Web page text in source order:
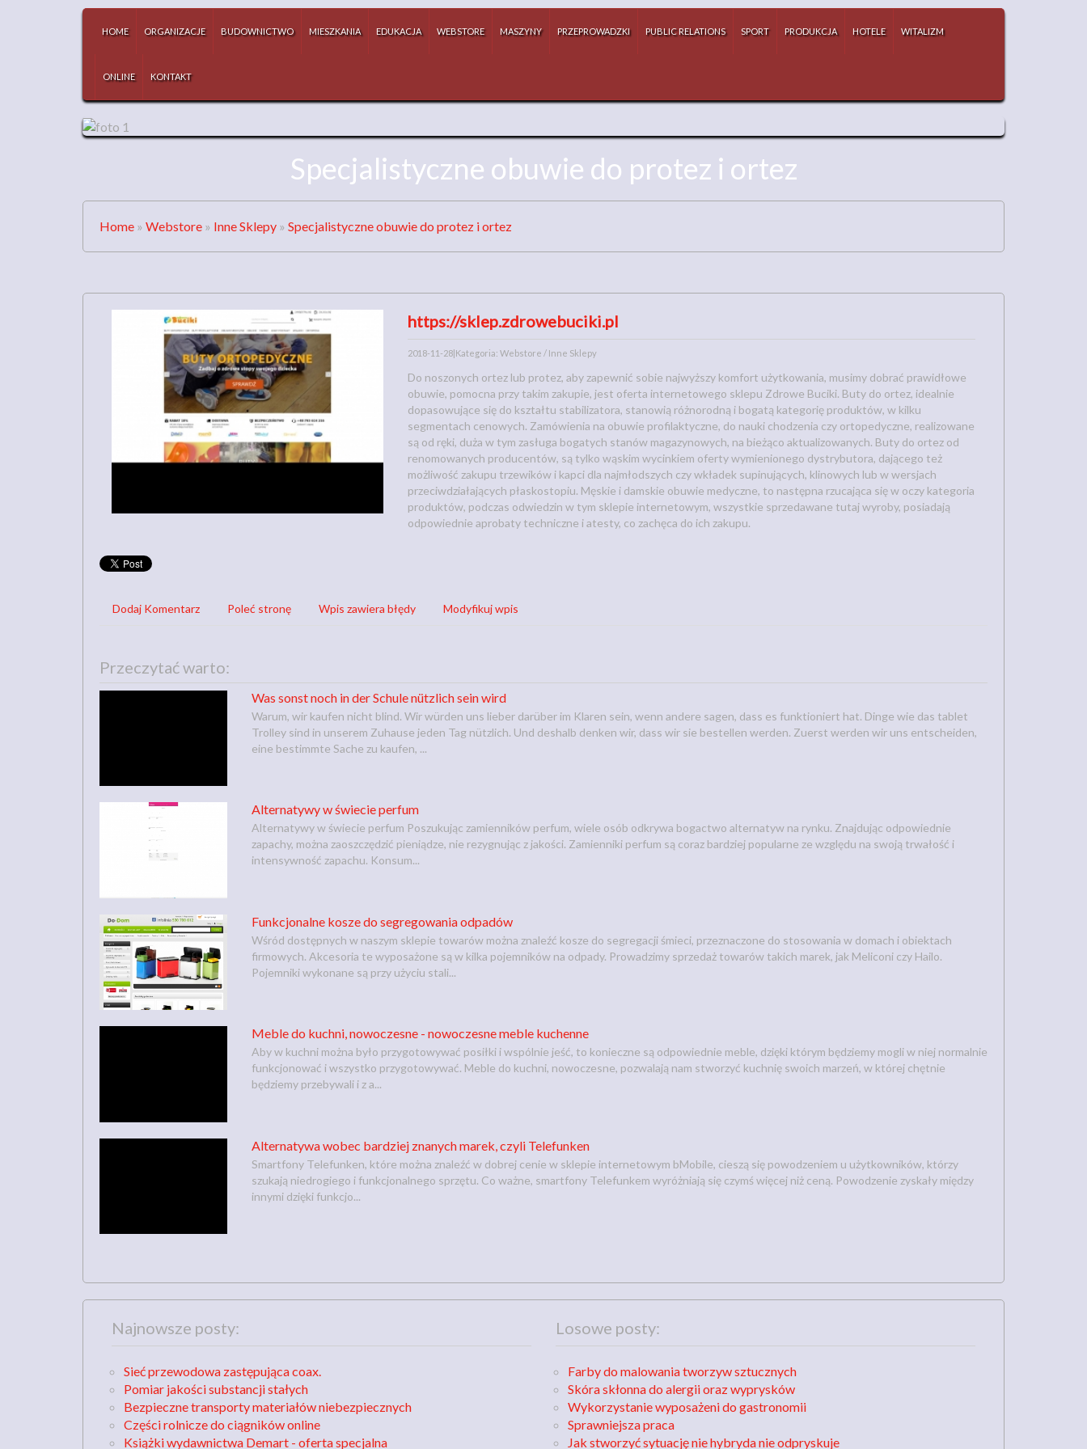
HOME ORGANIZACJE BUDOWNICTWO MIESZKANIA EDUKACJA WEBSTORE MASZYNY PRZEPROWADZKI PUBLIC RELATIONS SPORT PRODUKCJA HOTELE WITALIZM
ONLINE KONTAKT
Specjalistyczne obuwie do protez i ortez
Home » Webstore » Inne Sklepy » Specjalistyczne obuwie do protez i ortez
https://sklep.zdrowebuciki.pl
2018-11-28|Kategoria: Webstore / Inne Sklepy
Do noszonych ortez lub protez, aby zapewnić sobie najwyższy komfort użytkowania, musimy dobrać prawidłowe
obuwie, pomocna przy takim zakupie, jest oferta internetowego sklepu Zdrowe Buciki. Buty do ortez, idealnie
dopasowujące się do kształtu stabilizatora, stanowią różnorodną i bogatą kategorię produktów, w kilku
segmentach cenowych. Zamówienia na obuwie profilaktyczne, do nauki chodzenia czy ortopedyczne, realizowane
są od ręki, duża w tym zasługa bogatych stanów magazynowych, na bieżąco aktualizowanych. Buty do ortez od
renomowanych producentów, są tylko wąskim wycinkiem oferty wymienionego dystrybutora, dającego też
możliwość zakupu trzewików i kapci dla najmłodszych czy wkładek supinujących, klinowych lub w wersjach
przeciwdziałających płaskostopiu. Męskie i damskie obuwie medyczne, to następna rzucająca się w oczy kategoria
produktów, podczas odwiedzin w tym sklepie internetowym, wszystkie sprzedawane tutaj wyroby, posiadają
odpowiednie aprobaty techniczne i atesty, co zachęca do ich zakupu.
Dodaj Komentarz Poleć stronę Wpis zawiera błędy Modyfikuj wpis
Przeczytać warto:
Was sonst noch in der Schule nützlich sein wird
Warum, wir kaufen nicht blind. Wir würden uns lieber darüber im Klaren sein, wenn andere sagen, dass es funktioniert hat. Dinge wie das tablet
Trolley sind in unserem Zuhause jeden Tag nützlich. Und deshalb denken wir, dass wir sie bestellen werden. Zuerst werden wir uns entscheiden,
eine bestimmte Sache zu kaufen, ...
Alternatywy w świecie perfum
Alternatywy w świecie perfum Poszukując zamienników perfum, wiele osób odkrywa bogactwo alternatyw na rynku. Znajdując odpowiednie
zapachy, można zaoszczędzić pieniądze, nie rezygnując z jakości. Zamienniki perfum są coraz bardziej popularne ze względu na swoją trwałość i
intensywność zapachu. Konsum...
Funkcjonalne kosze do segregowania odpadów
Wśród dostępnych w naszym sklepie towarów można znaleźć kosze do segregacji śmieci, przeznaczone do stosowania w domach i obiektach
firmowych. Akcesoria te wyposażone są w kilka pojemników na odpady. Prowadzimy sprzedaż towarów takich marek, jak Meliconi czy Hailo.
Pojemniki wykonane są przy użyciu stali...
Meble do kuchni, nowoczesne - nowoczesne meble kuchenne
Aby w kuchni można było przygotowywać posiłki i wspólnie jeść, to konieczne są odpowiednie meble, dzięki którym będziemy mogli w niej normalnie
funkcjonować i wszystko przygotowywać. Meble do kuchni, nowoczesne, pozwalają nam stworzyć kuchnię swoich marzeń, w której chętnie
będziemy przebywali i z a...
Alternatywa wobec bardziej znanych marek, czyli Telefunken
Smartfony Telefunken, które można znaleźć w dobrej cenie w sklepie internetowym bMobile, cieszą się powodzeniem u użytkowników, którzy
szukają niedrogiego i funkcjonalnego sprzętu. Co ważne, smartfony Telefunkem wyróżniają się czymś więcej niż ceną. Powodzenie zyskały między
innymi dzięki funkcjo...
Najnowsze posty:
Sieć przewodowa zastępująca coax.
Pomiar jakości substancji stałych
Bezpieczne transporty materiałów niebezpiecznych
Części rolnicze do ciągników online
Książki wydawnictwa Demart - oferta specjalna
Losowe posty:
Farby do malowania tworzyw sztucznych
Skóra skłonna do alergii oraz wyprysków
Wykorzystanie wyposażeni do gastronomii
Sprawniejsza praca
Jak stworzyć sytuację nie hybryda nie odpryskuje